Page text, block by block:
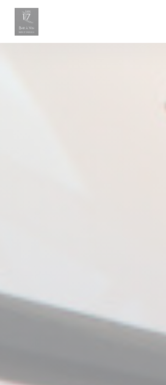
Painel de Gerenciamento de Cookies